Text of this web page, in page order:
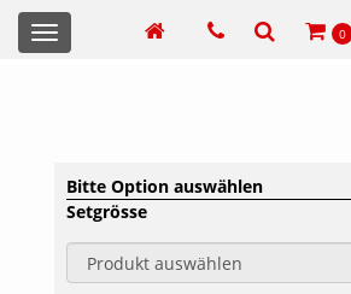
0
Toggle
navigation
Bitte Option auswählen
Setgrösse